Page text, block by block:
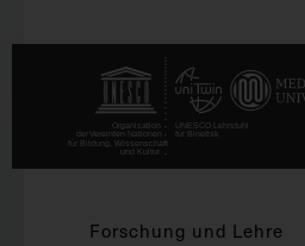
Forschung und Lehre